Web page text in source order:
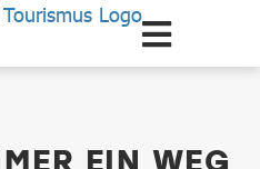
EIN WEG